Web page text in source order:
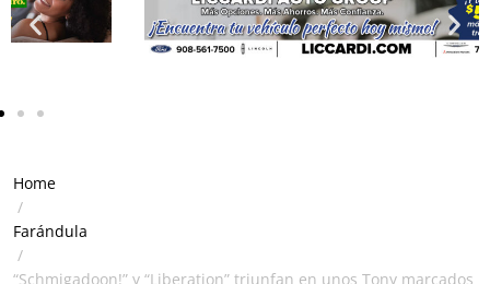
Home
/
Farándula
/
“Schmigadoon!” y “Liberation” triunfan en unos Tony marcados